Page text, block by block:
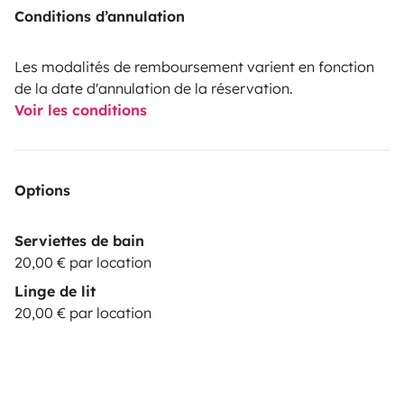
Conditions d’annulation
Les modalités de remboursement varient en fonction
de la date d'annulation de la réservation.
Voir les conditions
Options
Serviettes de bain
20,00 € par location
Linge de lit
20,00 € par location